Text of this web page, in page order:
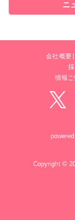
ニ
会社概要
情報
Copyright ©